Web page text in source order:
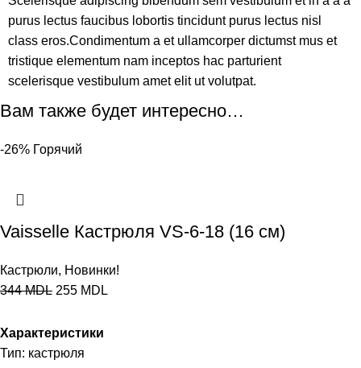
purus lectus faucibus lobortis tincidunt purus lectus nisl
class eros.Condimentum a et ullamcorper dictumst mus et
tristique elementum nam inceptos hac parturient
scelerisque vestibulum amet elit ut volutpat.
Вам также будет интересно…
-26% Горячий
Vaisselle Кастрюля VS-6-18 (16 см)
Кастрюли, Новинки!
344MDL 255 MDL
Характеристики
Тип: кастрюля